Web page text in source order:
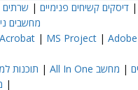
|דיסקים קשיחים פנימיים | שרתים
מחשבים
| MS Project |
| מחשב All In One | תוכנות
|